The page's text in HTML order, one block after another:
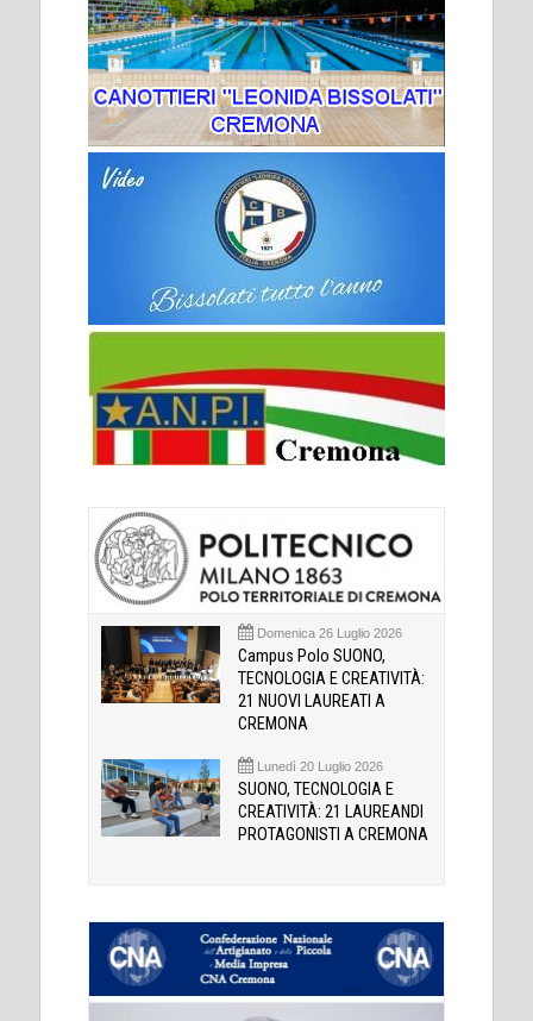
Domenica 26 Luglio 2026
Campus Polo SUONO,
TECNOLOGIA E CREATIVITÀ:
21 NUOVI LAUREATI A
CREMONA
Lunedì 20 Luglio 2026
SUONO, TECNOLOGIA E
CREATIVITÀ: 21 LAUREANDI
PROTAGONISTI A CREMONA